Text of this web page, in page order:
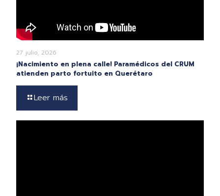
27 julio, 2026
¡Nacimiento en plena calle! Paramédicos del CRUM
atienden parto fortuito en Querétaro
Leer más